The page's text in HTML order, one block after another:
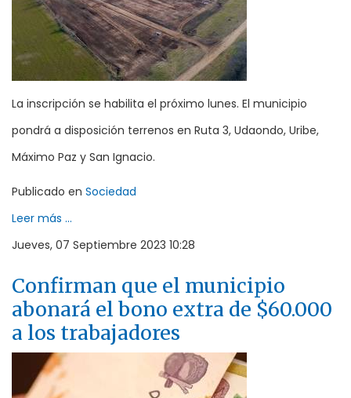
La inscripción se habilita el próximo lunes. El municipio
pondrá a disposición terrenos en Ruta 3, Udaondo, Uribe,
Máximo Paz y San Ignacio.
Publicado en Sociedad
Leer más ...
Jueves, 07 Septiembre 2023 10:28
Confirman que el municipio
abonará el bono extra de $60.000
a los trabajadores